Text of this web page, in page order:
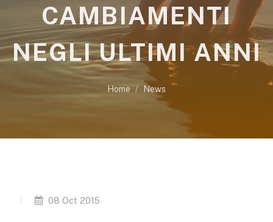
CAMBIAMENTI
NEGLI ULTIMI ANNI
Home News
08 Oct 2015